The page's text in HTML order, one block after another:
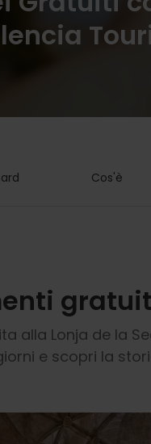
Cos'è
alla Lonja de la
e scopri la